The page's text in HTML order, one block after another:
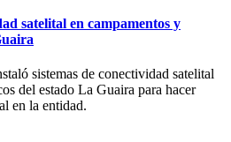
satelital en campamentos y
sistemas de conectividad satelital
del estado La Guaira para hacer
en la entidad.